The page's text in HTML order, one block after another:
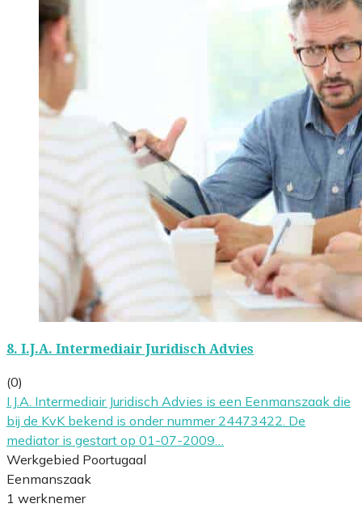
8. I.J.A. Intermediair Juridisch Advies
(0)
I.J.A. Intermediair Juridisch Advies is een Eenmanszaak die
bij de KvK bekend is onder nummer 24473422. De
mediator is gestart op 01-07-2009…
Werkgebied Poortugaal
Eenmanszaak
1 werknemer